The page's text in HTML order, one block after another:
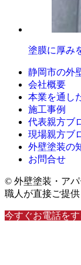
塗膜に厚み
静岡市の外
会社概要
本業を通し
施工事例
代表親方ブ
現場親方ブ
外壁塗装の
お問合せ
© 外壁塗装・ア
職人が直接ご提
今すぐお電話をす